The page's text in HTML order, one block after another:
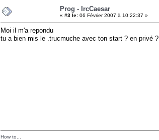
Prog - IrcCaesar
« #3 le: 06 Février 2007 à 10:22:37 »
Moi il m'a repondu
tu a bien mis le .trucmuche avec ton start ? en privé ?
How to...